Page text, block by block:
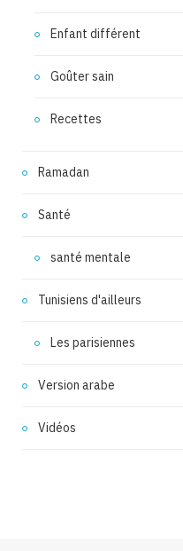
Enfant différent
Goûter sain
Recettes
Ramadan
Santé
santé mentale
Tunisiens d'ailleurs
Les parisiennes
Version arabe
Vidéos